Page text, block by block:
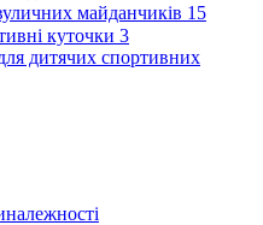
майданчиків 15
куточки 3
дитячих спортивних